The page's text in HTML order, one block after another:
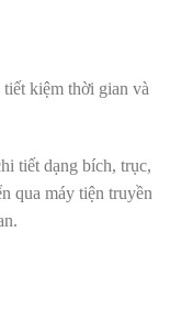
kiệm thời gian và
tiết dạng bích, trục,
qua máy tiện truyền